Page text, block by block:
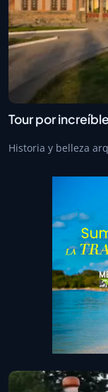
Tour por
Historia y belleza